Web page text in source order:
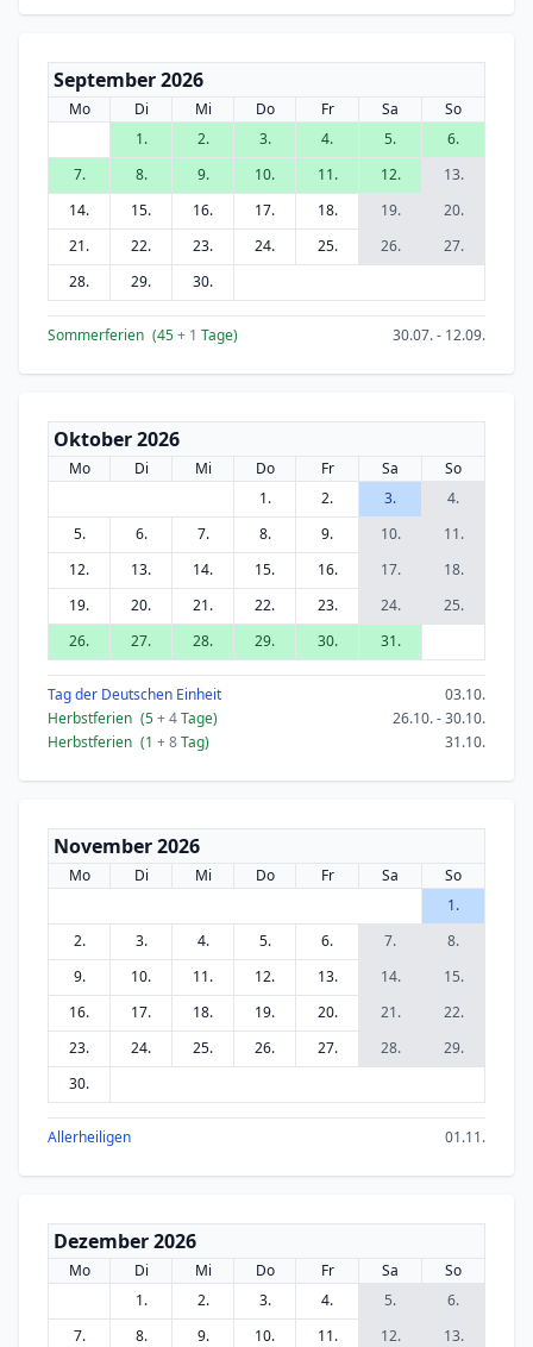
September 2026
Mo Di Mi Do Fr Sa
So
1.
2. 3. 4. 5.
6.
7.
8. 9. 10. 11. 12.
13.
14.
15. 16. 17. 18. 19.
20.
21.
22. 23. 24. 25. 26.
27.
28.
29. 30.
Sommerferien (45+ 1 Tage) 30.07. - 12.09.
Oktober 2026
Mo Di Mi Do Fr Sa
So
1.
2. 3.
4.
5.
6. 7. 8. 9. 10.
11.
12.
13. 14. 15. 16. 17.
18.
19.
20. 21. 22. 23. 24.
25.
26.
27. 28. 29. 30. 31.
Tag der Deutschen Einheit
03.10.
Herbstferien (5+ 4Tage)
26.10. - 30.10.
Herbstferien (1 + 8Tag) 31.10.
November 2026
Mo Di Mi Do Fr Sa
So
1.
2.
3. 4. 5. 6. 7.
8.
9.
10. 11. 12. 13. 14.
15.
16.
17. 18. 19. 20. 21.
22.
23.
24. 25. 26. 27. 28.
29.
30.
Allerheiligen 01.11.
Dezember 2026
Mo Di Mi Do Fr Sa
So
1.
2. 3. 4. 5.
6.
7.
8. 9. 10. 11. 12.
13.